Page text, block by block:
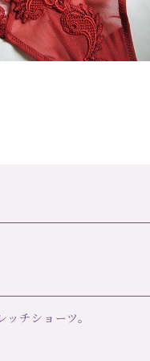
チショーツ。